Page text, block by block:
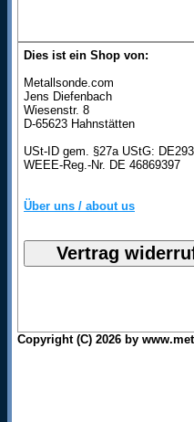
Dies ist ein Shop von:
Metallsonde.com
Jens Diefenbach
Wiesenstr. 8
D-65623 Hahnstätten
USt-ID gem. §27a UStG:
WEEE-Reg.-Nr. DE 46869397
Über uns / about us
Copyright (C) 2026 by